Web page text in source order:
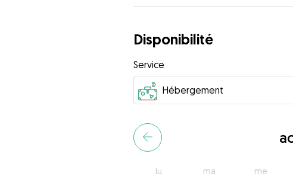
Disponibilité
Service
lu ma me